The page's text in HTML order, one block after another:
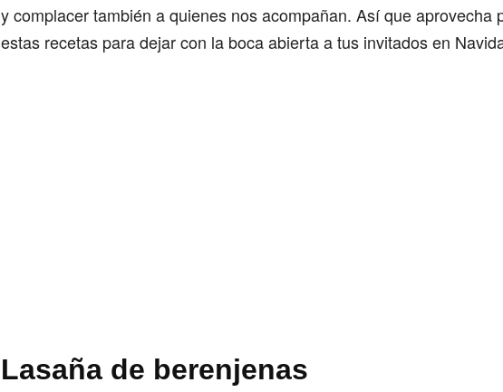
y complacer también a quienes nos acompañan. Así que aprovecha
estas recetas para dejar con la boca abierta a tus invitados en
Lasaña de berenjenas